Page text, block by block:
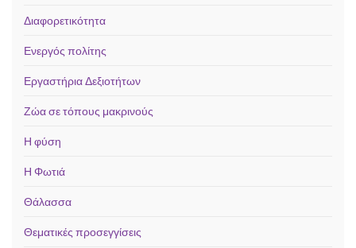
Διαφορετικότητα
Ενεργός πολίτης
Εργαστήρια Δεξιοτήτων
Ζώα σε τόπους μακρινούς
Η φύση
Η Φωτιά
Θάλασσα
Θεματικές προσεγγίσεις